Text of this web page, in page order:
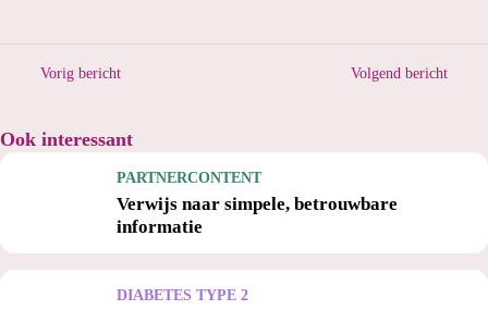
Vorig bericht Volgend bericht
Ook interessant
Verwijs naar simpele, betrouwbare
informatie
PARTNERCONTENT
DIABETES TYPE 2